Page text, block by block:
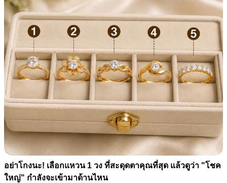
อย่าโกงนะ! เลือกแหวน 1 วง ที่สะดุดตาคุณที่สุด แล้วดูว่า "โชค
ใหญ่" กำลังจะเข้ามาด้านไหน